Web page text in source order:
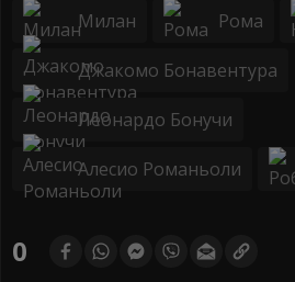
Милан Рома
Джакомо Бонавентура
Леонардо Бонучи
Алесио Романьоли
0